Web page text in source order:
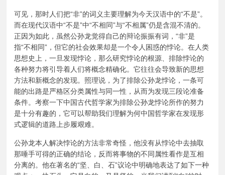
可见，那时人们把“非”的词义主要理解为今天汉语中的“不是”。
而在现代汉语中“不是”中“不相同”与“不相属”仍是含混不清的。
正因为如此，虽然公孙龙觉得自己的辩论振振有词，“非”是
指“不相同”，但它的社会效果却是一个令人困惑的悖论。在人类
思想史上，一旦发现悖论，那么研究悖论的根源、排除悖论的
各种努力将引导着人们将概念精确化。它往往会导致新的思想
方法和新概念的发现。照理说，为了排除公孙龙悖论，一条可
能的出路是严格区分类属性与同一性，从而为发现三段论准备
条件。考察一下中国古代哲学家为排除公孙龙悖论所作的努力
是十分有趣的，它可以帮助我们理解为何中国哲学家在发现形
式逻辑的道路上步履艰难。
公孙龙本人解决悖论的方法非常奇怪，他没有从悖论中去抽取
那唾手可得的正确的结论，反而将事物的不同属性看作是互相
分离的。他在著名的“坚、白、石”议论中明确地表达了如下一种